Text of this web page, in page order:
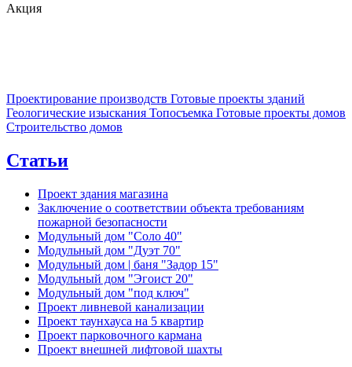
Акция
Проектирование производств Готовые проекты зданий
Геологические изыскания Топосъемка Готовые проекты домов
Строительство домов
Статьи
Проект здания магазина
Заключение о соответствии объекта требованиям
пожарной безопасности
Модульный дом "Соло 40"
Модульный дом "Дуэт 70"
Модульный дом | баня "Задор 15"
Модульный дом "Эгоист 20"
Модульный дом "под ключ"
Проект ливневой канализации
Проект таунхауса на 5 квартир
Проект парковочного кармана
Проект внешней лифтовой шахты